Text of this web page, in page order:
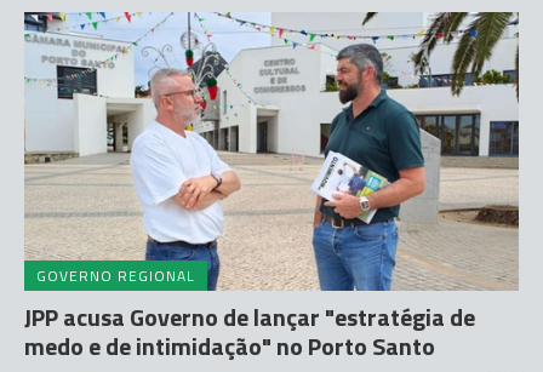
GOVERNO REGIONAL
JPP acusa Governo de lançar "estratégia de
medo e de intimidação" no Porto Santo